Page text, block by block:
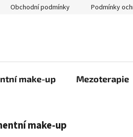
Obchodní podmínky Podmínky
make-up Mezoterapie
make-up